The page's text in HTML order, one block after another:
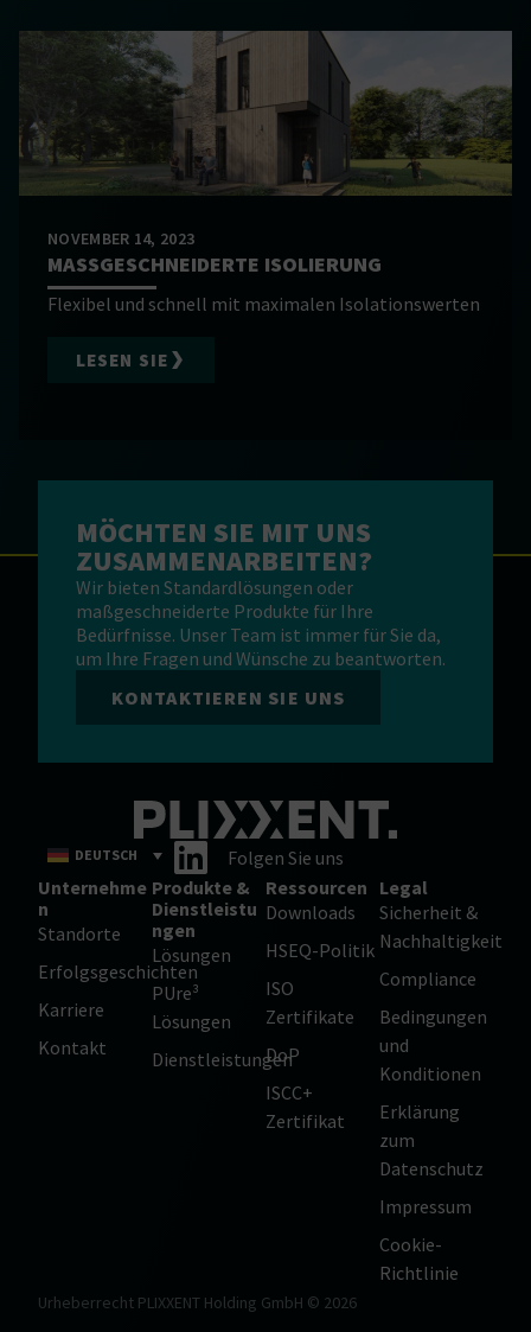
NOVEMBER 14, 2023
MASSGESCHNEIDERTE ISOLIERUNG
Flexibel und schnell mit maximalen Isolationswerten
LESEN SIE
MÖCHTEN SIE MIT UNS
ZUSAMMENARBEITEN?
Wir bieten Standardlösungen oder
maßgeschneiderte Produkte für Ihre
Bedürfnisse. Unser Team ist immer für Sie da,
um Ihre Fragen und Wünsche zu beantworten.
KONTAKTIEREN SIE UNS
DEUTSCH
Folgen Sie uns
Unternehme
n
Standorte
Erfolgsgeschichten
Karriere
Kontakt
Produkte &
Dienstleistu
ngen
Lösungen
PUre³
Lösungen
Dienstleistungen
Ressourcen
Downloads
HSEQ-Politik
ISO
Zertifikate
DoP
ISCC+
Zertifikat
Legal
Sicherheit &
Nachhaltigkeit
Compliance
Bedingungen
und
Konditionen
Erklärung
zum
Datenschutz
Impressum
Cookie-
Richtlinie
Urheberrecht PLIXXENT Holding GmbH © 2026